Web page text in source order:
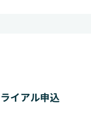
ライアル申込